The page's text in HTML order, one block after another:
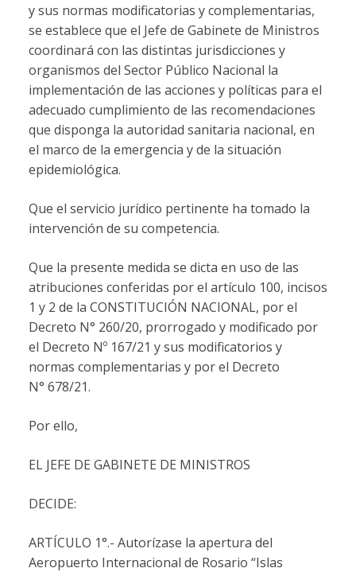
y sus normas modificatorias y complementarias,
se establece que el Jefe de Gabinete de Ministros
coordinará con las distintas jurisdicciones y
organismos del Sector Público Nacional la
implementación de las acciones y políticas para el
adecuado cumplimiento de las recomendaciones
que disponga la autoridad sanitaria nacional, en
el marco de la emergencia y de la situación
epidemiológica.
Que el servicio jurídico pertinente ha tomado la
intervención de su competencia.
Que la presente medida se dicta en uso de las
atribuciones conferidas por el artículo 100, incisos
1 y 2 de la CONSTITUCIÓN NACIONAL, por el
Decreto N° 260/20, prorrogado y modificado por
el Decreto Nº 167/21 y sus modificatorios y
normas complementarias y por el Decreto
N° 678/21.
Por ello,
EL JEFE DE GABINETE DE MINISTROS
DECIDE:
ARTÍCULO 1°.- Autorízase la apertura del
Aeropuerto Internacional de Rosario “Islas